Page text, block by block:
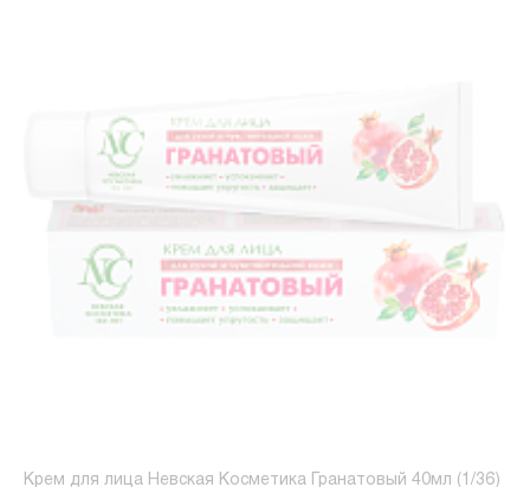
Крем для лица Невская Косметика Гранатовый 40мл (1/36)